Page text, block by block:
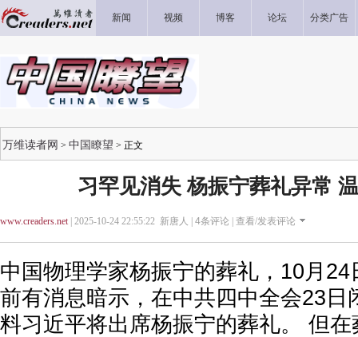
新闻 视频 博客 论坛 分类广告
万维读者网 > 中国瞭望 > 正文
习罕见消失 杨振宁葬礼异常
www.creaders.net| 2025-10-24 22:55:22 新唐人 | 4条评论 | 查看/发表评论
中国物理学家杨振宁的葬礼，10月
前有消息暗示，在中共四中全会23日
料习近平将出席杨振宁的葬礼。 但